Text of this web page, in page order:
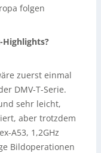
folgen
zuerst einmal
DMV-T-Serie.
sehr leicht,
aber trotzdem
A53, 1,2GHz
Bildoperationen